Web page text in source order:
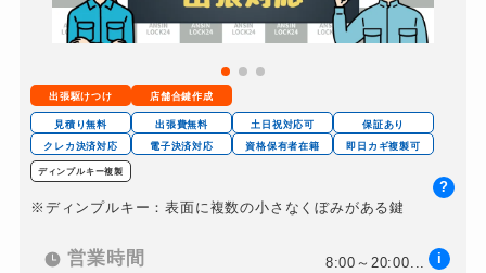
出張駆けつけ 店舗合鍵作成
見積り無料 出張費無料 土日祝対応可
保証あり
クレカ決済対応
電子決済対応 資格保有者在籍 即日カギ複製可
ディンプルキー複製
※ディンプルキー：表面に複数の小さなくぼみがある鍵
営業時間 8:00～20:00... i
?